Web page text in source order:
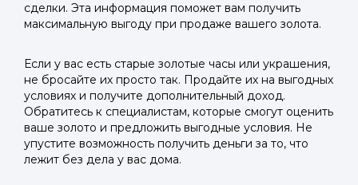
сделки. Эта информация поможет вам получить
максимальную выгоду при продаже вашего золота.
Если у вас есть старые золотые часы или украшения,
не бросайте их просто так. Продайте их на выгодных
условиях и получите дополнительный доход.
Обратитесь к специалистам, которые смогут оценить
ваше золото и предложить выгодные условия. Не
упустите возможность получить деньги за то, что
лежит без дела у вас дома.